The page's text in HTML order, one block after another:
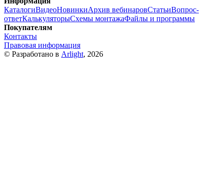
КаталогиВидеоНовинкиАрхив вебинаровСтатьиВопрос-
ответКалькуляторыСхемы монтажаФайлы и программы
Покупателям
Контакты
Правовая информация
© Разработано в Arlight, 2026